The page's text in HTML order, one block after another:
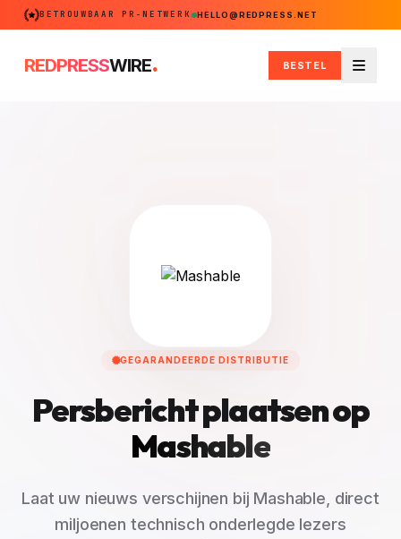
BETROUWBAAR PR-NETWERK HELLO@REDPRESS.NET
REDPRESSWIRE. BESTEL
Menu
GEGARANDEERDE DISTRIBUTIE
Persbericht plaatsen op
Mashable
Laat uw nieuws verschijnen bij Mashable, direct
miljoenen technisch onderlegde lezers